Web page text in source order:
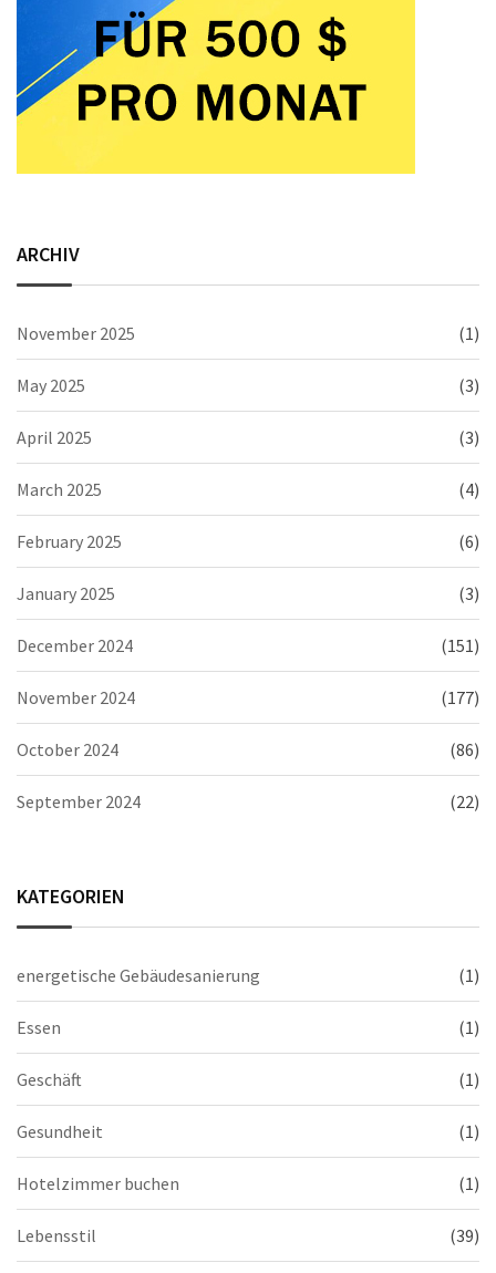
ARCHIV
November 2025 (1)
May 2025 (3)
April 2025 (3)
March 2025 (4)
February 2025 (6)
January 2025 (3)
December 2024 (151)
November 2024 (177)
October 2024 (86)
September 2024 (22)
KATEGORIEN
energetische Gebäudesanierung (1)
Essen (1)
Geschäft (1)
Gesundheit (1)
Hotelzimmer buchen (1)
Lebensstil (39)